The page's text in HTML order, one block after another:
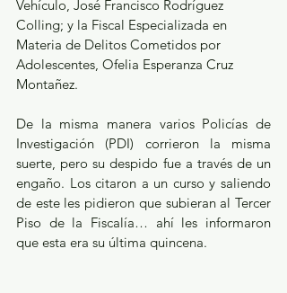
Vehículo, José Francisco Rodríguez
Colling; y la Fiscal Especializada en
Materia de Delitos Cometidos por
Adolescentes, Ofelia Esperanza Cruz
Montañez.
De la misma manera varios Policías de
Investigación (PDI) corrieron la misma
suerte, pero su despido fue a través de un
engaño. Los citaron a un curso y saliendo
de este les pidieron que subieran al Tercer
Piso de la Fiscalía… ahí les informaron
que esta era su última quincena.